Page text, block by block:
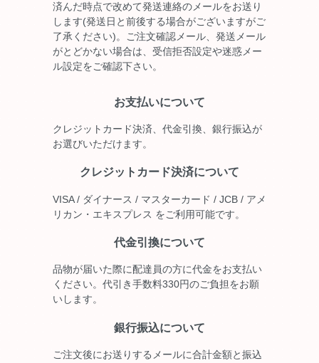
済んだ時点で改めて発送連絡のメールをお送り
します(発送日と前後する場合がございますがご
了承ください)。ご注文確認メール、発送メール
がとどかない場合は、受信拒否設定や迷惑メー
ル設定をご確認下さい。
お支払いについて
クレジットカード決済、代金引換、銀行振込が
お選びいただけます。
クレジットカード決済について
VISA / ダイナース / マスターカード / JCB / アメ
リカン・エキスプレス をご利用可能です。
代金引換について
品物が届いた際に配達員の方に代金をお支払い
ください。代引き手数料330円のご負担をお願
いします。
銀行振込について
ご注文後にお送りするメールに合計金額と振込